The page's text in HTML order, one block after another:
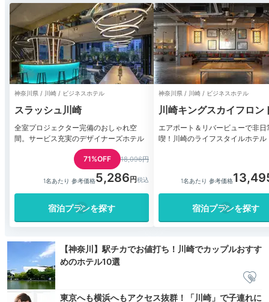
神奈川県 / 川崎 / ビジネスホテル
スラッシュ川崎
全室プロジェクター完備のおしゃれ空
間。サービス充実のデザイナーズホテル
71%OFF 18,096円
1名あたり 参考価格5,286
宿泊プランを探す
神奈川県 / 川崎 / ビジネスホテル
川崎キングスカイフロン
REIホテル
エアポート＆リバービューで非日
喫！川崎のライフスタイルホテル
1名あたり 参考価格
宿泊プランを探す
【神奈川】駅チカでお値打ち！川崎でカップルおすす
めのホテル10選
東京へも横浜へもアクセス抜群！「川崎」で子連れに